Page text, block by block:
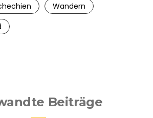
Wandern
Beiträge